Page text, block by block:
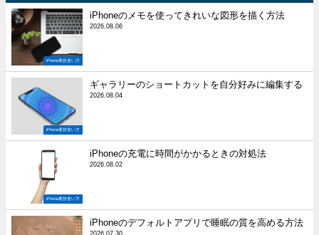
iPhone裏技使い方
iPhoneのメモを使ってきれいな図形を描く方法
2026.08.06
iPhone裏技使い方
ギャラリーのショートカットを自分好みに編集する
2026.08.04
iPhone裏技使い方
iPhoneの充電に時間がかかるときの対処法
2026.08.02
iPhoneのデフォルトアプリで睡眠の質を高める方法
2026.07.30